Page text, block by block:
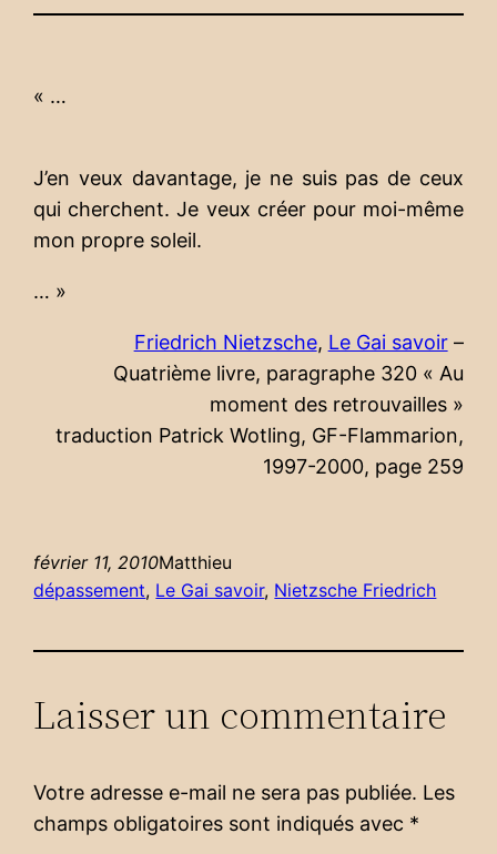
« …
J’en veux davantage, je ne suis pas de ceux
qui cherchent. Je veux créer pour moi-même
mon propre soleil.
… »
Friedrich Nietzsche, Le Gai savoir–
Quatrième livre, paragraphe 320 « Au
moment des retrouvailles »
traduction Patrick Wotling, GF-Flammarion,
1997-2000, page 259
février 11, 2010Matthieu
dépassement, Le Gai savoir, Nietzsche Friedrich
Laisser un commentaire
Votre adresse e-mail ne sera pas publiée. Les
champs obligatoires sont indiqués avec *